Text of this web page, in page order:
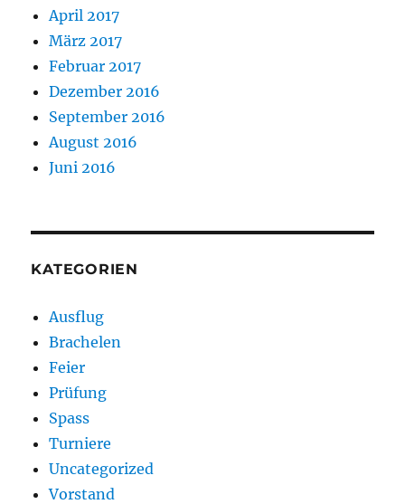
April 2017
März 2017
Februar 2017
Dezember 2016
September 2016
August 2016
Juni 2016
KATEGORIEN
Ausflug
Brachelen
Feier
Prüfung
Spass
Turniere
Uncategorized
Vorstand